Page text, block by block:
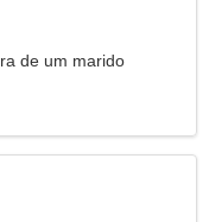
de um marido